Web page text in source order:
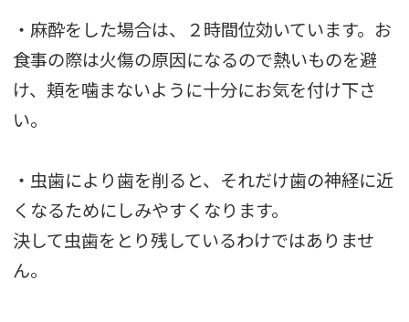
・麻酔をした場合は、２時間位効いています。お
食事の際は火傷の原因になるので熱いものを避
け、頬を噛まないように十分にお気を付け下さ
い。
・虫歯により歯を削ると、それだけ歯の神経に近
くなるためにしみやすくなります。
決して虫歯をとり残しているわけではありませ
ん。